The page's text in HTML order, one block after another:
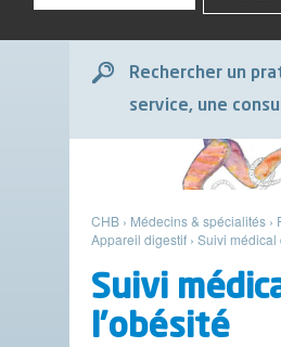
Rechercher un
service, une
CHB › Médecins & spécialités ›
Appareil digestif › Suivi médical
Suivi
l’obésité